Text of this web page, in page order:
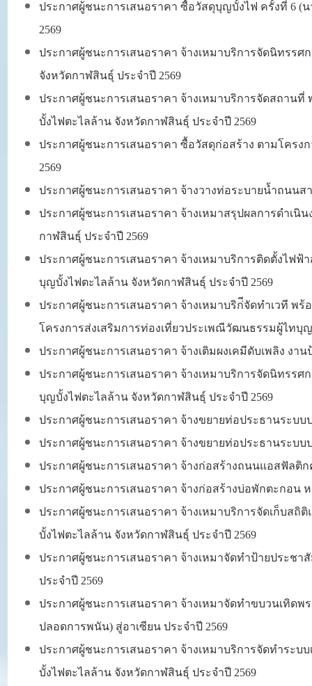
ประกาศผู้ชนะการเสนอราคา ซื้อวัสดุบุญบั้งไฟ ครั้งที่ 6 (
2569
ประกาศผู้ชนะการเสนอราคา จ้างเหมาบริการจัดนิทร
จังหวัดกาฬสินธุ์ ประจำปี 2569
ประกาศผู้ชนะการเสนอราคา จ้างเหมาบริการจัดสถานที่
บั้งไฟตะไลล้าน จังหวัดกาฬสินธุ์ ประจำปี 2569
ประกาศผู้ชนะการเสนอราคา ซื้อวัสดุก่อสร้าง ตามโคร
2569
ประกาศผู้ชนะการเสนอราคา จ้างวางท่อระบายน้ำถนนส
ประกาศผู้ชนะการเสนอราคา จ้างเหมาสรุปผลการดำเนิ
กาฬสินธุ์ ประจำปี 2569
ประกาศผู้ชนะการเสนอราคา จ้างเหมาบริการติดตั้งไฟฟ้
บุญบั้งไฟตะไลล้าน จังหวัดกาฬสินธุ์ ประจำปี 2569
ประกาศผู้ชนะการเสนอราคา จ้างเหมาบริก่ีจัดทำเวที พ
โครงการส่งเสริมการท่องเที่ยวประเพณีวัฒนธรรมผู้ไทบุ
ประกาศผู้ชนะการเสนอราคา จ้างเติมผงเคมีดับเพลิง ง
ประกาศผู้ชนะการเสนอราคา จ้างเหมาบริการจัดนิทรร
บุญบั้งไฟตะไลล้าน จังหวัดกาฬสินธุ์ ประจำปี 2569
ประกาศผู้ชนะการเสนอราคา จ้างขยายท่อประธานระบ
ประกาศผู้ชนะการเสนอราคา จ้างขยายท่อประธานระบ
ประกาศผู้ชนะการเสนอราคา จ้างก่อสร้างถนนแอสฟัลติ
ประกาศผู้ชนะการเสนอราคา จ้างก่อสร้างบ่อพักตะกอน ห
ประกาศผู้ชนะการเสนอราคา จ้างเหมาบริการจัดเก็บส
บั้งไฟตะไลล้าน จังหวัดกาฬสินธุ์ ประจำปี 2569
ประกาศผู้ชนะการเสนอราคา จ้างเหมาจัดทำป้ายประช
ประจำปี 2569
ประกาศผู้ชนะการเสนอราคา จ้างเหมาจัดทำขบวนเทิด
ปลอดการพนัน) สู่อาเซียน ประจำปี 2569
ประกาศผู้ชนะการเสนอราคา จ้างเหมาบริการจัดทำระ
บั้งไฟตะไลล้าน จังหวัดกาฬสินธุ์ ประจำปี 2569